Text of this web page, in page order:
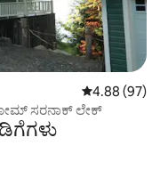
5 ರಲ್ಲಿ 4.88
4.88 (97)
ಸರನಾಕ್ ಲೇಕ್